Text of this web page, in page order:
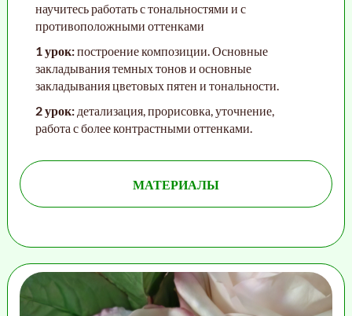
научитесь работать с тональностями и с
противоположными оттенками
1 урок:построение композиции. Основные
закладывания темных тонов и основные
закладывания цветовых пятен и тональности.
2 урок: детализация, прорисовка, уточнение,
работа с более контрастными оттенками.
МАТЕРИАЛЫ